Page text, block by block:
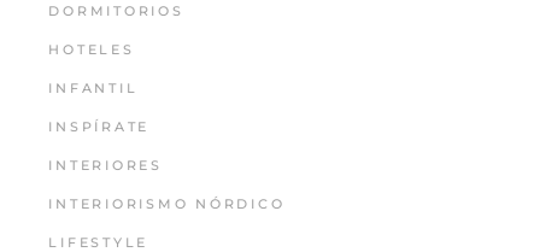
DORMITORIOS
HOTELES
INFANTIL
INSPÍRATE
INTERIORES
INTERIORISMO NÓRDICO
LIFESTYLE